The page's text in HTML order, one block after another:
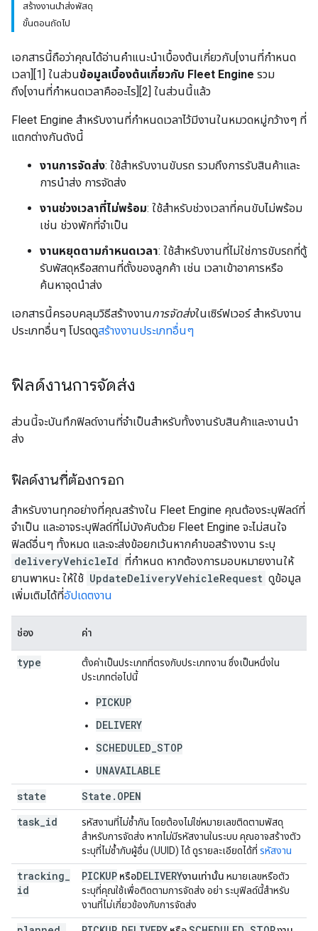
สร้างงานนำส่งพัสดุ
ขั้นตอนถัดไป
เอกสารนี้ถือว่าคุณได้อ่านคำแนะนำเบื้องต้นเกี่ยวกับ[งานที่กำหนด
เวลา][1] ในส่วนข้อมูลเบื้องต้นเกี่ยวกับ Fleet Engine รวม
ถึง[งานที่กำหนดเวลาคืออะไร][2] ในส่วนนี้แล้ว
Fleet Engine สำหรับงานที่กำหนดเวลาไว้มีงานในหมวดหมู่กว้างๆ ที่
แตกต่างกันดังนี้
งานการจัดส่ง: ใช้สำหรับงานขับรถ รวมถึงการรับสินค้าและ
การนำส่ง การจัดส่ง
งานช่วงเวลาที่ไม่พร้อม: ใช้สำหรับช่วงเวลาที่คนขับไม่พร้อม
เช่น ช่วงพักที่จำเป็น
งานหยุดตามกำหนดเวลา: ใช้สำหรับงานที่ไม่ใช่การขับรถที่ตู้
รับพัสดุหรือสถานที่ตั้งของลูกค้า เช่น เวลาเข้าอาคารหรือ
ค้นหาจุดนำส่ง
เอกสารนี้ครอบคลุมวิธีสร้างงานการจัดส่งในเซิร์ฟเวอร์ สำหรับงาน
ประเภทอื่นๆ โปรดดูสร้างงานประเภทอื่นๆ
ฟิลด์งานการจัดส่ง
ส่วนนี้จะบันทึกฟิลด์งานที่จำเป็นสำหรับทั้งงานรับสินค้าและงานนำ
ส่ง
ฟิลด์งานที่ต้องกรอก
สำหรับงานทุกอย่างที่คุณสร้างใน Fleet Engine คุณต้องระบุฟิลด์ที่
จำเป็น และอาจระบุฟิลด์ที่ไม่บังคับด้วย Fleet Engine จะไม่สนใจ
ฟิลด์อื่นๆ ทั้งหมด และจะส่งข้อยกเว้นหากคำขอสร้างงาน ระบุ
deliveryVehicleId ที่กำหนด หากต้องการมอบหมายงานให้
ยานพาหนะ ให้ใช้ UpdateDeliveryVehicleRequest ดูข้อมูล
เพิ่มเติมได้ที่อัปเดตงาน
ช่อง ค่า
type
ตั้งค่าเป็นประเภทที่ตรงกับประเภทงาน ซึ่งเป็นหนึ่งใน
ประเภทต่อไปนี้
PICKUP
DELIVERY
SCHEDULED_STOP
UNAVAILABLE
state
State . OPEN
task id
รหัสงานที่ไม่ซ้ำกัน โดยต้องไม่ใช่หมายเลขติดตามพัสดุ
สำหรับการจัดส่ง หากไม่มีรหัสงานในระบบ คุณอาจสร้างตัว
ระบุที่ไม่ซ้ำกับผู้อื่น (UUID) ได้ ดูรายละเอียดได้ที่ รหัสงาน
tracking
id
PICKUP หรือDELIVERYงานเท่านั้น หมายเลขหรือตัว
ระบุที่คุณใช้เพื่อติดตามการจัดส่ง อย่า ระบุฟิลด์นี้สำหรับ
งานที่ไม่เกี่ยวข้องกับการจัดส่ง